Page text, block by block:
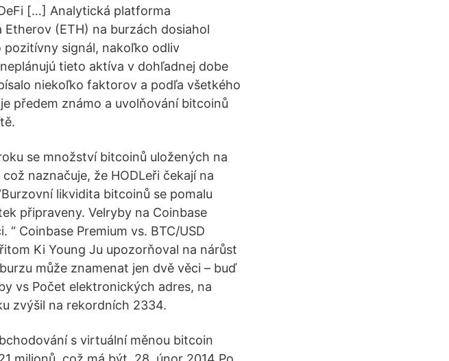
[…] Analytická platforma
(ETH) na burzách dosiahol
signál, nakoľko odliv
tieto aktíva v dohľadnej dobe
niekoľko faktorov a podľa všetkého
předem známo a uvolňování bitcoinů
se množství bitcoinů uložených na
naznačuje, že HODLeři čekají na
likvidita bitcoinů se pomalu
připraveny. Velryby na Coinbase
Coinbase Premium vs. BTC/USD
Ki Young Ju upozorňoval na nárůst
může znamenat jen dvě věci – buď
vs Počet elektronických adres, na
zvýšil na rekordních 2334.
s virtuální měnou bitcoin